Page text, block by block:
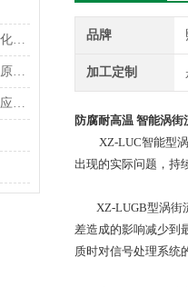
防爆型风量风速变送器在工业自动化中的应用领域
谈谈污水分体式智能电磁流量计的原理和特点
3351电容式差压变送器在哪些工业应用中使用？
品牌
加工定制
防腐耐高温 智能涡街
XZ-LUC智能型涡
出现的实际问题，持
XZ-LUGB型涡街流
差造成的影响减少到
质时对信号处理系统